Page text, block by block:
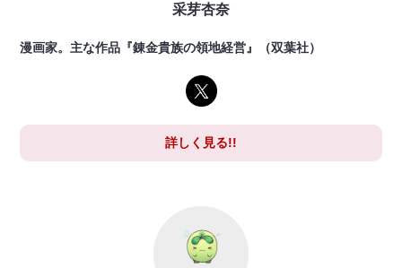
采芽杏奈
漫画家。主な作品『錬金貴族の領地経営』（双葉社）
詳しく見る!!